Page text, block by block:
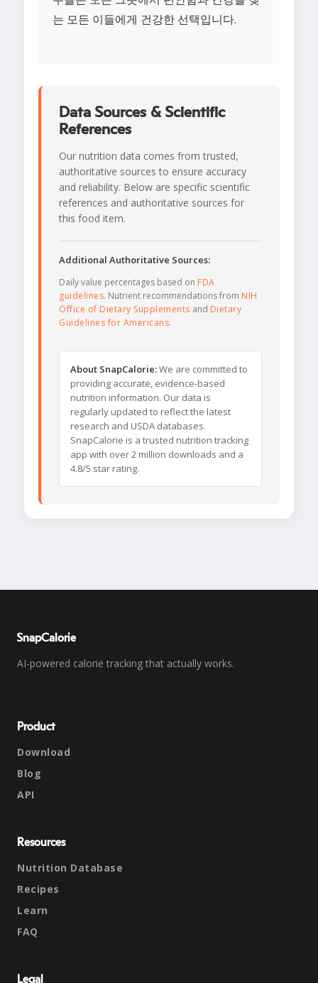
는 모든 이들에게 건강한 선택입니다.
Data Sources & Scientific
References
Our nutrition data comes from trusted,
authoritative sources to ensure accuracy
and reliability. Below are specific scientific
references and authoritative sources for
this food item.
Additional Authoritative Sources:
Daily value percentages based on FDA
guidelines. Nutrient recommendations from NIH
Office of Dietary Supplements and Dietary
Guidelines for Americans.
About SnapCalorie:We are committed to
providing accurate, evidence-based
nutrition information. Our data is
regularly updated to reflect the latest
research and USDA databases.
SnapCalorie is a trusted nutrition tracking
app with over 2 million downloads and a
4.8/5 star rating.
SnapCalorie
AI-powered calorie tracking that actually works.
Product
Download
Blog
API
Resources
Nutrition Database
Recipes
Learn
FAQ
Legal